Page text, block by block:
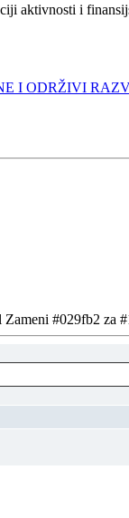
aktivnosti i
I ODRŽIVI
#029fb2 za